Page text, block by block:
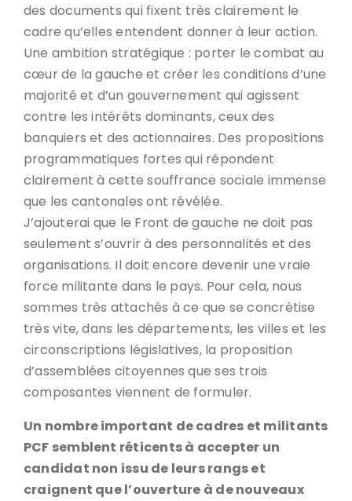
des documents qui fixent très clairement le
cadre qu’elles entendent donner à leur action.
Une ambition stratégique : porter le combat au
cœur de la gauche et créer les conditions d’une
majorité et d’un gouvernement qui agissent
contre les intérêts dominants, ceux des
banquiers et des actionnaires. Des propositions
programmatiques fortes qui répondent
clairement à cette souffrance sociale immense
que les cantonales ont révélée.
J’ajouterai que le Front de gauche ne doit pas
seulement s’ouvrir à des personnalités et des
organisations. Il doit encore devenir une vraie
force militante dans le pays. Pour cela, nous
sommes très attachés à ce que se concrétise
très vite, dans les départements, les villes et les
circonscriptions législatives, la proposition
d’assemblées citoyennes que ses trois
composantes viennent de formuler.
Un nombre important de cadres et militants
PCF semblent réticents à accepter un
candidat non issu de leurs rangs et
craignent que l’ouverture à de nouveaux